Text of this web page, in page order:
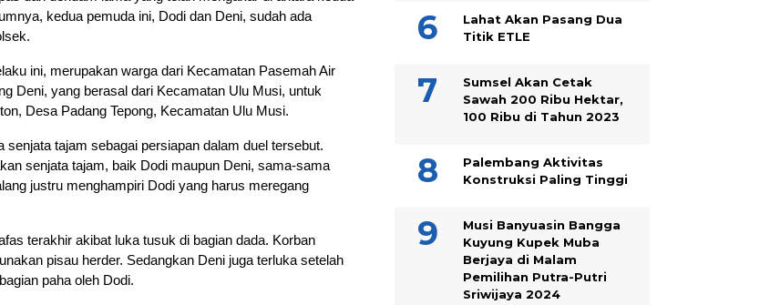
kedua pemuda ini, Dodi dan Deni, sudah ada
ini, merupakan warga dari Kecamatan Pasemah Air
Deni, yang berasal dari Kecamatan Ulu Musi, untuk
Desa Padang Tepong, Kecamatan Ulu Musi.
senjata tajam sebagai persiapan dalam duel tersebut.
senjata tajam, baik Dodi maupun Deni, sama-sama
justru menghampiri Dodi yang harus meregang
terakhir akibat luka tusuk di bagian dada. Korban
pisau herder. Sedangkan Deni juga terluka setelah
paha oleh Dodi.
Lahat Akan Pasang Dua
Titik ETLE
Sumsel Akan Cetak
Sawah 200 Ribu Hektar,
100 Ribu di Tahun 2023
Palembang Aktivitas
Konstruksi Paling Tinggi
Musi Banyuasin Bangga
Kuyung Kupek Muba
Berjaya di Malam
Pemilihan Putra-Putri
Sriwijaya 2024